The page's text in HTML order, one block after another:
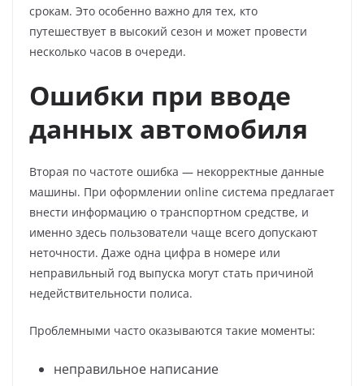
срокам. Это особенно важно для тех, кто
путешествует в высокий сезон и может провести
несколько часов в очереди.
Ошибки при вводе
данных автомобиля
Вторая по частоте ошибка — некорректные данные
машины. При оформлении online система предлагает
внести информацию о транспортном средстве, и
именно здесь пользователи чаще всего допускают
неточности. Даже одна цифра в номере или
неправильный год выпуска могут стать причиной
недействительности полиса.
Проблемными часто оказываются такие моменты:
неправильное написание